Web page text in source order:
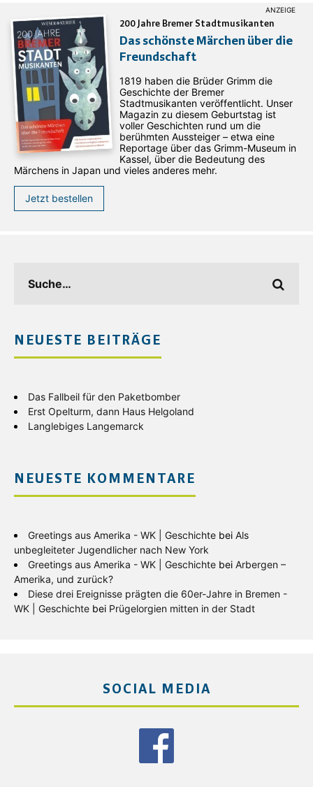
200 Jahre Bremer Stadtmusikanten
Das schönste Märchen über die
Freundschaft
1819 haben die Brüder Grimm die
Geschichte der Bremer
Stadtmusikanten veröffentlicht. Unser
Magazin zu diesem Geburtstag ist
voller Geschichten rund um die
berühmten Aussteiger – etwa eine
Reportage über das Grimm-Museum in
Kassel, über die Bedeutung des
Märchens in Japan und vieles anderes mehr.
Jetzt bestellen
NEUESTE BEITRÄGE
Das Fallbeil für den Paketbomber
Erst Opelturm, dann Haus Helgoland
Langlebiges Langemarck
NEUESTE KOMMENTARE
Greetings aus Amerika - WK | Geschichte bei Als
unbegleiteter Jugendlicher nach New York
Greetings aus Amerika - WK | Geschichte bei Arbergen –
Amerika, und zurück?
Diese drei Ereignisse prägten die 60er-Jahre in Bremen -
WK | Geschichte bei Prügelorgien mitten in der Stadt
SOCIAL MEDIA